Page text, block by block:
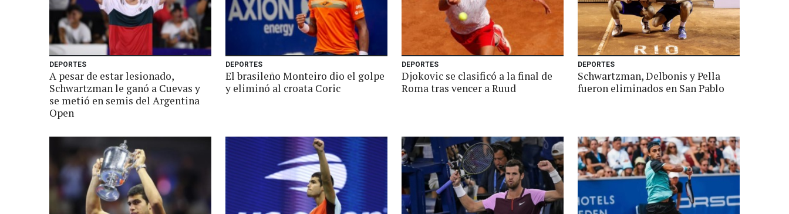
DEPORTES
A pesar de estar lesionado,
Schwartzman le ganó a Cuevas y
se metió en semis del Argentina
Open
DEPORTES
El brasileño Monteiro dio el golpe
y eliminó al croata Coric
DEPORTES
Djokovic se clasificó a la final de
Roma tras vencer a Ruud
DEPORTES
Schwartzman, Delbonis y Pella
fueron eliminados en San Pablo